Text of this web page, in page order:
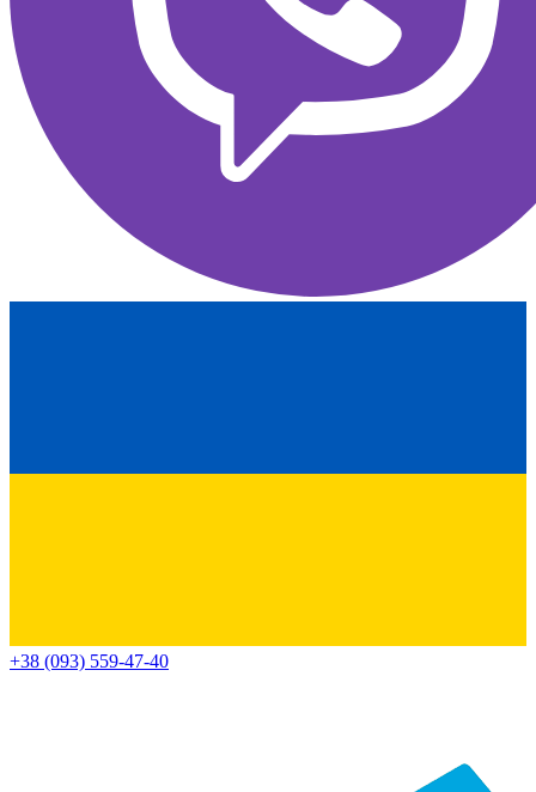
+38 (093) 559-47-40